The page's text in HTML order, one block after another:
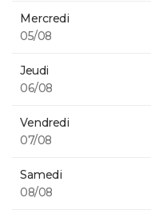
Mercredi
05/08
Jeudi
06/08
Vendredi
07/08
Samedi
08/08